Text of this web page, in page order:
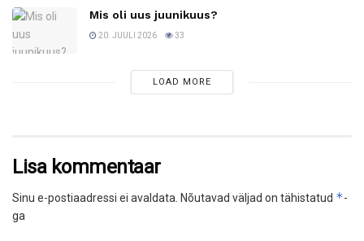
Mis oli uus juunikuus?
20. JUULI 2026 33
LOAD MORE
Lisa kommentaar
Sinu e-postiaadressi ei avaldata. Nõutavad väljad on tähistatud *-
ga